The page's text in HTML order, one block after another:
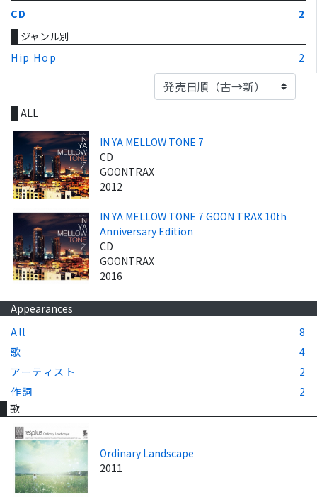
CD
2
ジャンル別
Hip Hop
2
ALL
IN YA MELLOW TONE 7
CD
GOONTRAX
2012
IN YA MELLOW TONE 7 GOON TRAX 10th
Anniversary Edition
CD
GOONTRAX
2016
Appearances
All
8
歌
4
アーティスト
2
作詞
2
歌
Ordinary Landscape
2011